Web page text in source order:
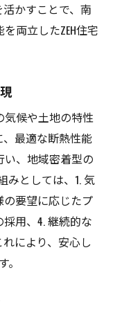
かすことで、南
両立したZEH住宅
気候や土地の特性
最適な断熱性能
い、地域密着型の
みとしては、1. 気
要望に応じたプ
用、4. 継続的な
により、安心し